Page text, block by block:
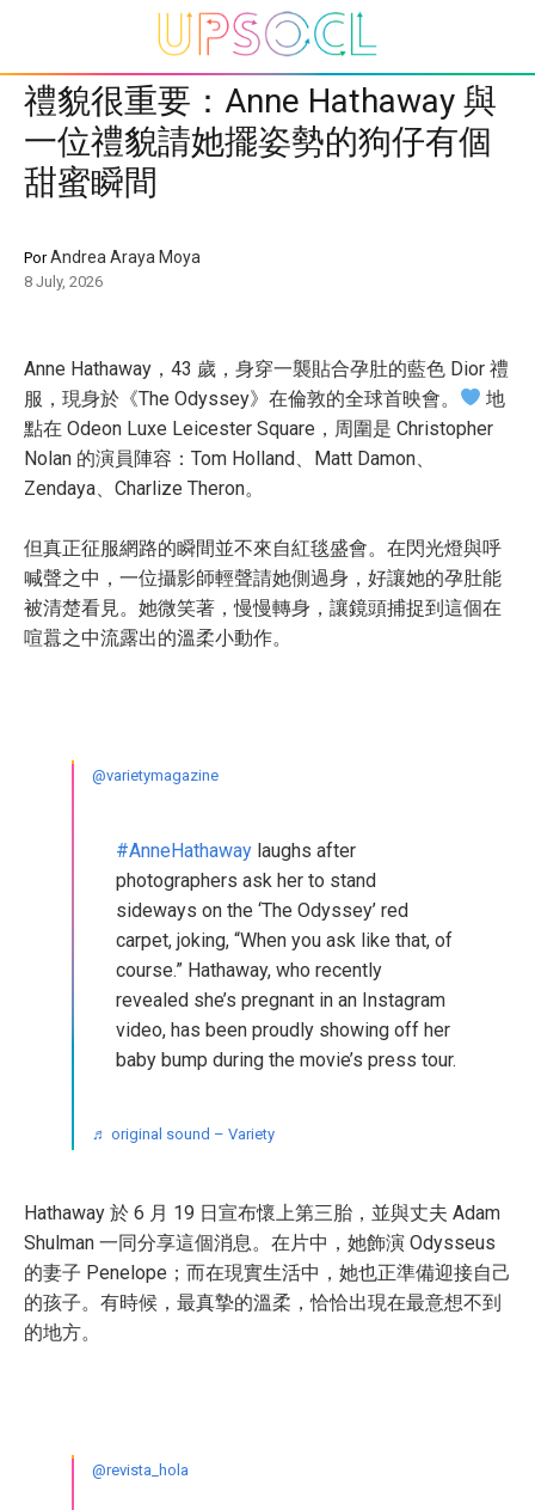
禮貌很重要：Anne Hathaway 與
一位禮貌請她擺姿勢的狗仔有個
甜蜜瞬間
PorAndrea Araya Moya
8 July, 2026
Anne Hathaway，43 歲，身穿一襲貼合孕肚的藍色 Dior 禮
服，現身於《The Odyssey》在倫敦的全球首映會。
地
點在 Odeon Luxe Leicester Square，周圍是 Christopher
Nolan 的演員陣容：Tom Holland、Matt Damon、
Zendaya、Charlize Theron。
但真正征服網路的瞬間並不來自紅毯盛會。在閃光燈與呼
喊聲之中，一位攝影師輕聲請她側過身，好讓她的孕肚能
被清楚看見。她微笑著，慢慢轉身，讓鏡頭捕捉到這個在
喧囂之中流露出的溫柔小動作。
@varietymagazine
#AnneHathaway laughs after
photographers ask her to stand
sideways on the ‘The Odyssey’ red
carpet, joking, “When you ask like that, of
course.” Hathaway, who recently
revealed she’s pregnant in an Instagram
video, has been proudly showing off her
baby bump during the movie’s press tour.
♬ original sound – Variety
Hathaway 於 6 月 19 日宣布懷上第三胎，並與丈夫 Adam
Shulman 一同分享這個消息。在片中，她飾演 Odysseus
的妻子 Penelope；而在現實生活中，她也正準備迎接自己
的孩子。有時候，最真摯的溫柔，恰恰出現在最意想不到
的地方。
@revista_hola